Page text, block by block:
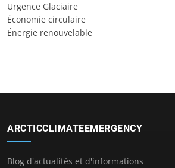
Urgence Glaciaire
Économie circulaire
Énergie renouvelable
ARCTICCLIMATEEMERGENCY
Blog d'actualités et d'informations